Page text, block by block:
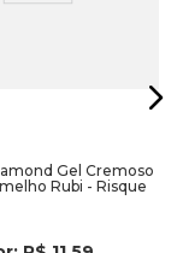
Gel Cremoso
Rubi - Risque